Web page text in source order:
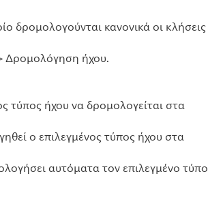
δρομολογούνται κανονικά οι κλήσεις
Δρομολόγηση ήχου.
τύπος ήχου να δρομολογείται στα
ο επιλεγμένος τύπος ήχου στα
αυτόματα τον επιλεγμένο τύπο